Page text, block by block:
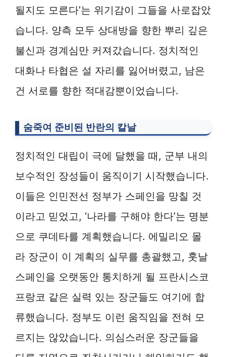
될지도 모른다’는 위기감이 그들을 사로잡았
습니다. 양측 모두 상대방을 향한 뿌리 깊은
불신과 경계심만 커져갔습니다. 정치적인
대화나 타협은 설 자리를 잃어버렸고, 남은
건 서로를 향한 적대감뿐이었습니다.
숨죽여 준비된 반란의 칼날
정치적인 대립이 극에 달했을 때, 군부 내의
보수적인 장성들이 움직이기 시작했습니다.
이들은 인민전선 정부가 스페인을 망칠 것
이라고 믿었고, ‘나라를 구해야 한다’는 명분
으로 쿠데타를 계획했습니다. 에밀리오 몰
라 장군이 이 계획의 실무를 총괄했고, 훗날
스페인을 오랫동안 통치하게 될 프란시스코
프랑코 같은 실력 있는 장군들도 여기에 합
류했습니다. 정부도 이런 움직임을 전혀 모
르지는 않았습니다. 의심스러운 장군들을